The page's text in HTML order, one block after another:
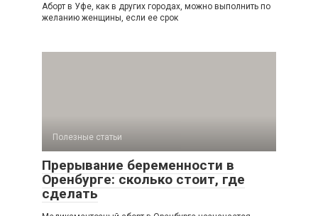
Аборт в Уфе, как в других городах, можно выполнить по
желанию женщины, если ее срок
Полезные статьи
Прерывание беременности в
Оренбурге: сколько стоит, где
сделать